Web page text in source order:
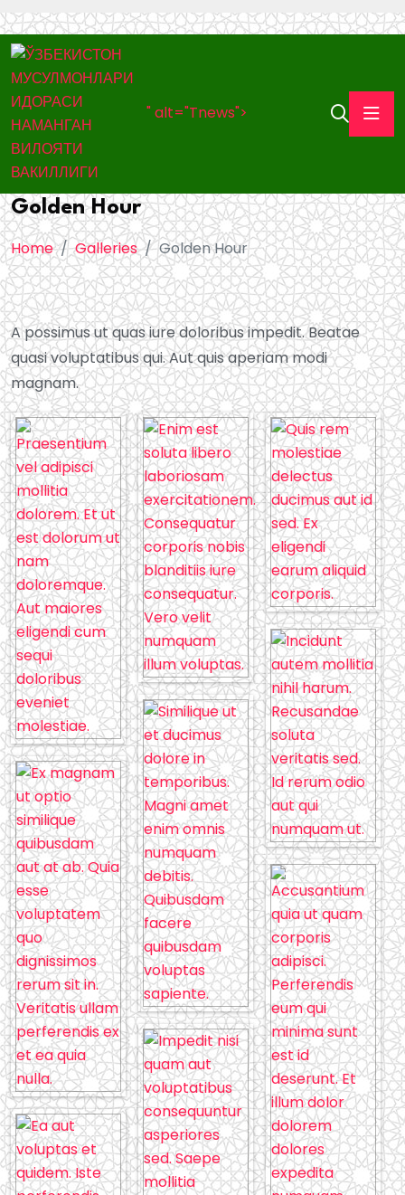
" alt="Tnews">
Golden Hour
Home Galleries Golden Hour
A possimus ut quas iure doloribus impedit. Beatae
quasi voluptatibus qui. Aut quis aperiam modi
magnam.